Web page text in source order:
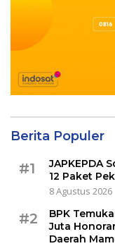
Berita Populer
#1
JAPKEPDA
12 Paket
8 Agustus 2026
#2
BPK
Juta
Daerah